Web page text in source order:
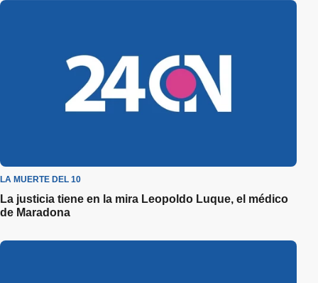
LA MUERTE DEL 10
La justicia tiene en la mira Leopoldo Luque, el médico
de Maradona